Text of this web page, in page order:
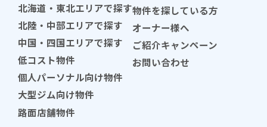
北海道・東北エリアで探す
北陸・中部エリアで探す
中国・四国エリアで探す
低コスト物件
個人パーソナル向け物件
大型ジム向け物件
路面店舗物件
物件を探している方
オーナー様へ
ご紹介キャンペーン
お問い合わせ